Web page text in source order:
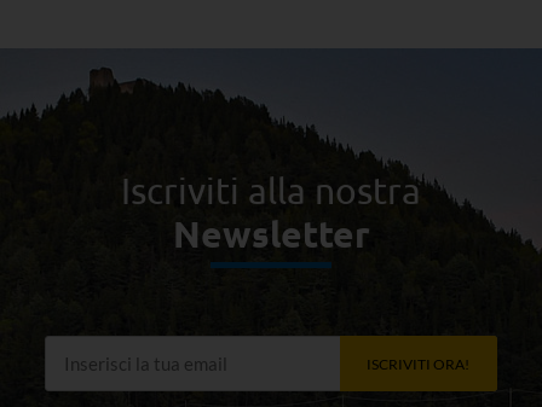
Iscriviti alla nostra
Newsletter
ISCRIVITI ORA!